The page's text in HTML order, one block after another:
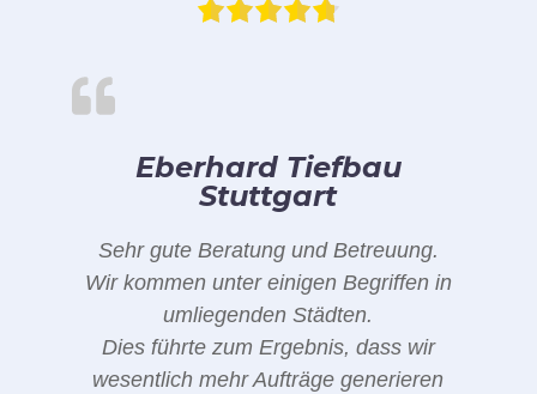
Eberhard Tiefbau
Stuttgart
Sehr gute Beratung und Betreuung.
Wir kommen unter einigen Begriffen in
umliegenden Städten.
Dies führte zum Ergebnis, dass wir
wesentlich mehr Aufträge generieren